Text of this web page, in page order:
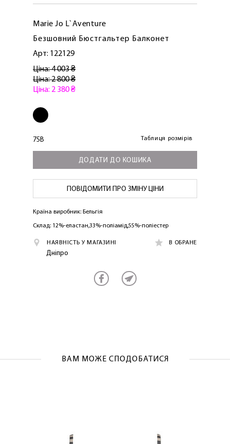
Marie Jo L`Aventure
Безшовний Бюстгальтер Балконет
Арт: 122129
Ціна: 4 003 ₴
Ціна: 2 800 ₴
Ціна: 2 380 ₴
75B Таблиця розмірів
ДОДАТИ ДО КОШИКА
ПОВІДОМИТИ ПРО ЗМІНУ ЦІНИ
Країна виробник: Бельгія
Склад: 12%-еластан,33%-поліамід,55%-поліестер
НАЯВНІСТЬ У МАГАЗИНІ В ОБРАНЕ
Дніпро
ВАМ МОЖЕ СПОДОБАТИСЯ
ЛАСКАВО ПРОСИМО ДО
NOSOVSKI.COM! ПРИЙМІТЬ ВІД НАС
ПЕРШЕ ПОКУПКУ
ОТРИМАТИ!